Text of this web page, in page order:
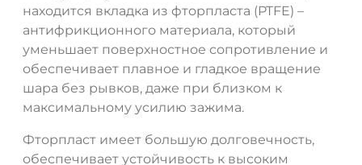
находится вкладка из фторпласта (PTFE) –
антифрикционного материала, который
уменьшает поверхностное сопротивление и
обеспечивает плавное и гладкое вращение
шара без рывков, даже при близком к
максимальному усилию зажима.
Фторпласт имеет большую долговечность,
обеспечивает устойчивость к высоким
ДА НЕТ